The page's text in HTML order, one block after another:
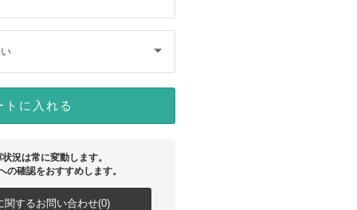
トに入れる
況は常に変動します。
の確認をおすすめします。
関するお問い合わせ(0)